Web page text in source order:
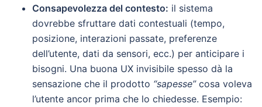
Consapevolezza del contesto: il sistema
dovrebbe sfruttare dati contestuali (tempo,
posizione, interazioni passate, preferenze
dell’utente, dati da sensori, ecc.) per anticipare i
bisogni. Una buona UX invisibile spesso dà la
sensazione che il prodotto “sapesse”cosa voleva
l’utente ancor prima che lo chiedesse. Esempio: